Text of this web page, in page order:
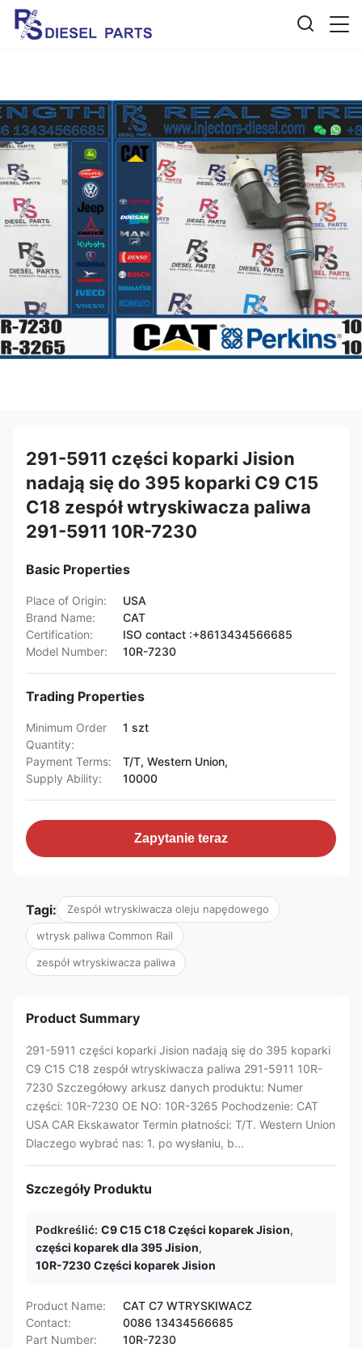
291-5911 części koparki Jision
nadają się do 395 koparki C9 C15
C18 zespół wtryskiwacza paliwa
291-5911 10R-7230
Basic Properties
Place of Origin:
USA
Brand Name:
CAT
Certification:
ISO contact :+8613434566685
Model Number:
10R-7230
Trading Properties
Minimum Order
Quantity:
1 szt
Payment Terms:
T/T, Western Union,
Supply Ability:
10000
Zapytanie teraz
Tagi: Zespół wtryskiwacza oleju napędowego
wtrysk paliwa Common Rail
zespół wtryskiwacza paliwa
Product Summary
291-5911 części koparki Jision nadają się do 395 koparki
C9 C15 C18 zespół wtryskiwacza paliwa 291-5911 10R-
7230 Szczegółowy arkusz danych produktu: Numer
części: 10R-7230 OE NO: 10R-3265 Pochodzenie: CAT
USA CAR Ekskawator Termin płatności: T/T. Western Union
Dlaczego wybrać nas: 1. po wysłaniu, b...
Szczegóły Produktu
Podkreślić: C9 C15 C18 Części koparek Jision,
części koparek dla 395 Jision,
10R-7230 Części koparek Jision
Product Name:
CAT C7 WTRYSKIWACZ
Contact:
0086 13434566685
Part Number:
10R-7230